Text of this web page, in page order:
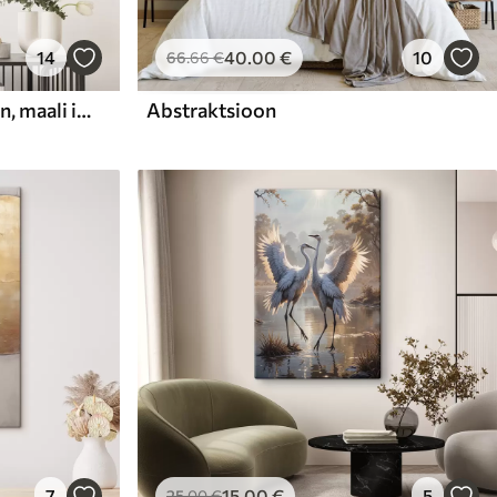
14
Abstraktne kompositsioon, maali imitatsioon
66.66€40.00€ 10
Abstraktsioon